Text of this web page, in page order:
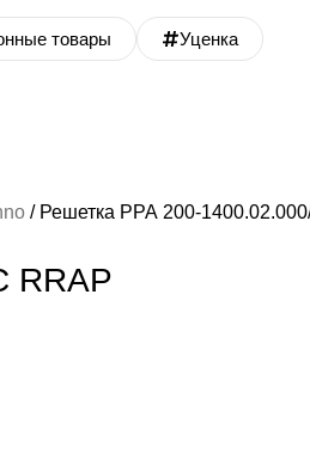
товары Уценка
Решетка РРА 200-
RRAP